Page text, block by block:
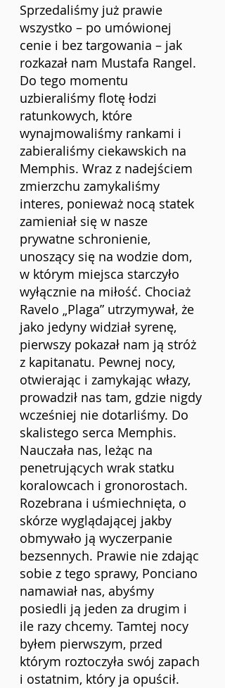
Sprzedaliśmy już prawie
wszystko – po umówionej
cenie i bez targowania – jak
rozkazał nam Mustafa Rangel.
Do tego momentu
uzbieraliśmy flotę łodzi
ratunkowych, które
wynajmowaliśmy rankami i
zabieraliśmy ciekawskich na
Memphis. Wraz z nadejściem
zmierzchu zamykaliśmy
interes, ponieważ nocą statek
zamieniał się w nasze
prywatne schronienie,
unoszący się na wodzie dom,
w którym miejsca starczyło
wyłącznie na miłość. Chociaż
Ravelo „Plaga” utrzymywał, że
jako jedyny widział syrenę,
pierwszy pokazał nam ją stróż
z kapitanatu. Pewnej nocy,
otwierając i zamykając włazy,
prowadził nas tam, gdzie nigdy
wcześniej nie dotarliśmy. Do
skalistego serca Memphis.
Nauczała nas, leżąc na
penetrujących wrak statku
koralowcach i gronorostach.
Rozebrana i uśmiechnięta, o
skórze wyglądającej jakby
obmywało ją wyczerpanie
bezsennych. Prawie nie zdając
sobie z tego sprawy, Ponciano
namawiał nas, abyśmy
posiedli ją jeden za drugim i
ile razy chcemy. Tamtej nocy
byłem pierwszym, przed
którym roztoczyła swój zapach
i ostatnim, który ja opuścił.